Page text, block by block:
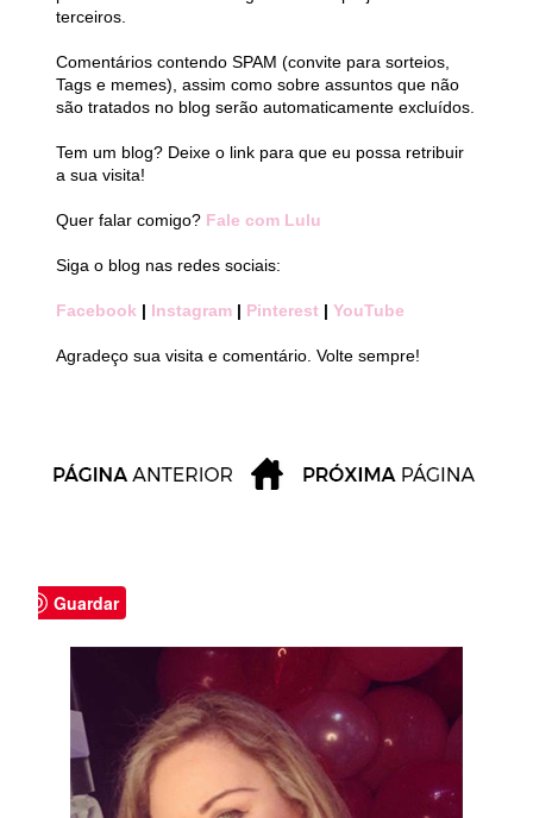
terceiros.
Comentários contendo SPAM (convite para sorteios,
Tags e memes), assim como sobre assuntos que não
são tratados no blog serão automaticamente excluídos.
Tem um blog? Deixe o link para que eu possa retribuir
a sua visita!
Quer falar comigo? Fale com Lulu
Siga o blog nas redes sociais:
Facebook | Instagram | Pinterest | YouTube
Agradeço sua visita e comentário. Volte sempre!
Guardar